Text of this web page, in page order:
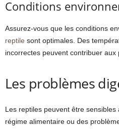
Conditions
Assurez-vous que les conditions
reptile sont optimales. Des
incorrectes peuvent contribuer
Les problèmes
Les reptiles peuvent être
régime alimentaire ou des